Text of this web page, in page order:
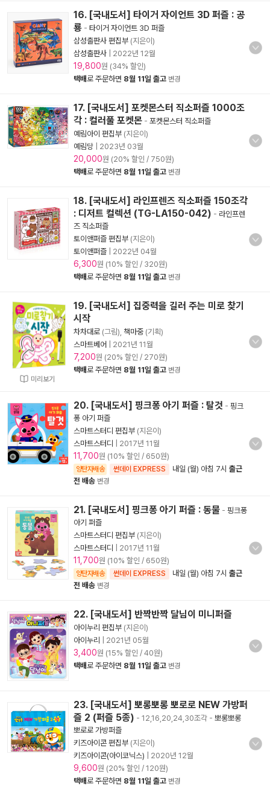
16. [국내도서] 타이거 자이언트 3D 퍼즐 : 공
룡 - 타이거 자이언트 3D 퍼즐
삼성출판사 편집부 (지은이)
삼성출판사
2022년 12월
19,800원 (34% 할인)
택배로 주문하면 8월 11일 출고 변경
17. [국내도서] 포켓몬스터 직소퍼즐 1000조
각 : 컬러풀 포켓몬 - 포켓몬스터 직소퍼즐
예림아이 편집부 (지은이)
예림당
2023년 03월
20,000원 (20% 할인 / 750원)
택배로 주문하면 8월 11일 출고 변경
18. [국내도서] 라인프렌즈 직소퍼즐 150조각
: 디저트 컬렉션 (TG-LA150-042) - 라인프렌
즈 직소퍼즐
토이앤퍼즐 편집부 (지은이)
토이앤퍼즐
2022년 04월
6,300원 (10% 할인 / 320원)
택배로 주문하면 8월 11일 출고 변경
미리보기
19. [국내도서] 집중력을 길러 주는 미로 찾기
시작
차차대로 (그림), 책마중 (기획)
스마트베어
2021년 11월
7,200원 (20% 할인 / 270원)
택배로 주문하면 8월 11일 출고 변경
20. [국내도서] 핑크퐁 아기 퍼즐 : 탈것 - 핑크
퐁 아기 퍼즐
스마트스터디 편집부 (지은이)
스마트스터디
2017년 11월
11,700원 (10% 할인 / 650원)
양탄자배송 썬데이 EXPRESS 내일 (월) 아침 7시 출근
전 배송 변경
21. [국내도서] 핑크퐁 아기 퍼즐 : 동물 - 핑크퐁
아기 퍼즐
스마트스터디 편집부 (지은이)
스마트스터디
2017년 11월
11,700원 (10% 할인 / 650원)
양탄자배송 썬데이 EXPRESS 내일 (월) 아침 7시 출근
전 배송 변경
22. [국내도서] 반짝반짝 달님이 미니퍼즐
아이누리 편집부 (지은이)
아이누리
2021년 05월
3,400원 (15% 할인 / 40원)
택배로 주문하면 8월 11일 출고 변경
23. [국내도서] 뽀롱뽀롱 뽀로로 NEW 가방퍼
즐 2 (퍼즐 5종) - 12,16,20,24,30조각 - 뽀롱뽀롱
뽀로로 가방퍼즐
키즈아이콘 편집부 (지은이)
키즈아이콘(아이코닉스)
2020년 12월
9,600원 (20% 할인 / 120원)
택배로 주문하면 8월 11일 출고 변경